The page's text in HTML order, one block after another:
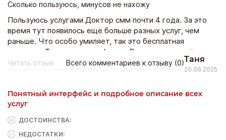
Сколько пользуюсь, минусов не нахожу
Пользуюсь услугами Доктор смм почти 4 года. За это
время тут появилось ещё больше разных услуг, чем
раньше. Что особо умиляет, так это бесплатная
накрутка. Такая классная фишка. Всем советую её
попробовать!
Читать отзыв Всего комментариев к отзыву (0)Таня
20.06.2025
Понятный интерфейс и подробное описание всех
услуг
ДОСТОИНCТВА:
НЕДОСТАТКИ: